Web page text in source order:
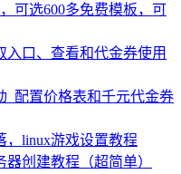
可选600多免费模板，可
入口、查看和代金券使用
_配置价格表和千元代金券
，linux游戏设置教程
创建教程（超简单）